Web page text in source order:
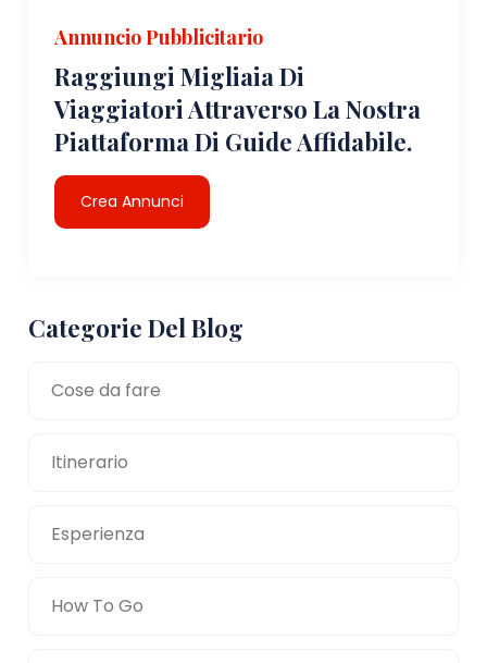
Annuncio Pubblicitario
Raggiungi Migliaia Di
Viaggiatori Attraverso La Nostra
Piattaforma Di Guide Affidabile.
Crea Annunci
Categorie Del Blog
Cose da fare
Itinerario
Esperienza
How To Go